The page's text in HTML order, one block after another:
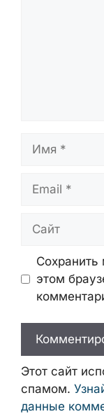
Сохранить
этом
Этот сайт
спамом.
данные